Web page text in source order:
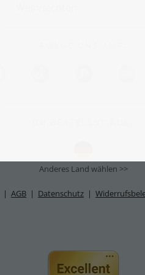
Anderes Land wählen >>
| AGB | Datenschutz |